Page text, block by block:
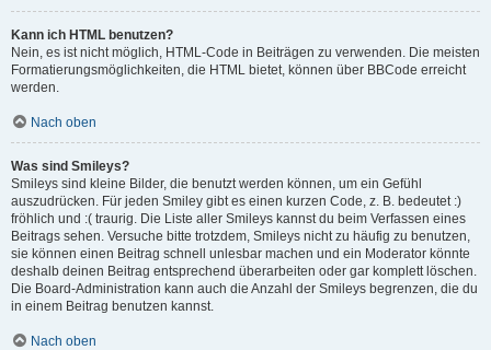
Kann ich HTML benutzen?
Nein, es ist nicht möglich, HTML-Code in Beiträgen zu verwenden. Die meisten
Formatierungsmöglichkeiten, die HTML bietet, können über BBCode erreicht
werden.
Nach oben
Was sind Smileys?
Smileys sind kleine Bilder, die benutzt werden können, um ein Gefühl
auszudrücken. Für jeden Smiley gibt es einen kurzen Code, z. B. bedeutet :)
fröhlich und :( traurig. Die Liste aller Smileys kannst du beim Verfassen eines
Beitrags sehen. Versuche bitte trotzdem, Smileys nicht zu häufig zu benutzen,
sie können einen Beitrag schnell unlesbar machen und ein Moderator könnte
deshalb deinen Beitrag entsprechend überarbeiten oder gar komplett löschen.
Die Board-Administration kann auch die Anzahl der Smileys begrenzen, die du
in einem Beitrag benutzen kannst.
Nach oben